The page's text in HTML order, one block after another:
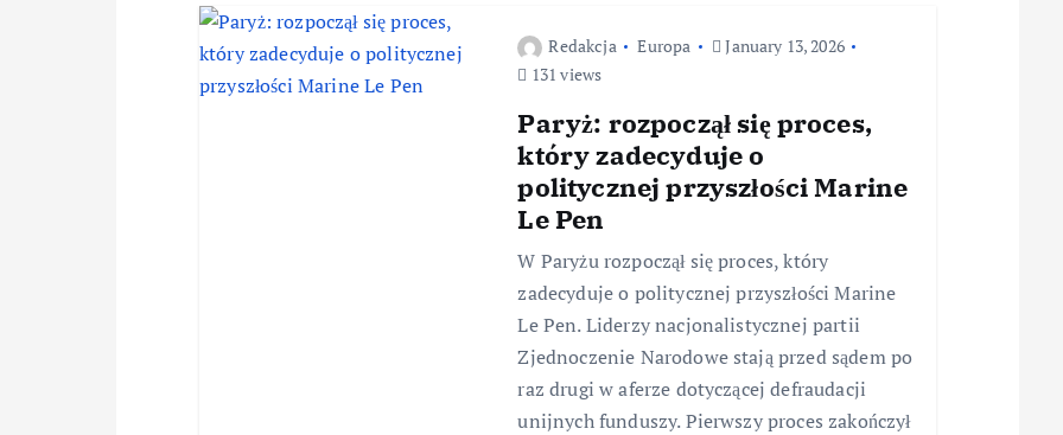
Redakcja Europa
January 13, 2026
131 views
Paryż: rozpoczął się proces,
który zadecyduje o
politycznej przyszłości Marine
Le Pen
W Paryżu rozpoczął się proces, który
zadecyduje o politycznej przyszłości Marine
Le Pen. Liderzy nacjonalistycznej partii
Zjednoczenie Narodowe stają przed sądem po
raz drugi w aferze dotyczącej defraudacji
unijnych funduszy. Pierwszy proces zakończył